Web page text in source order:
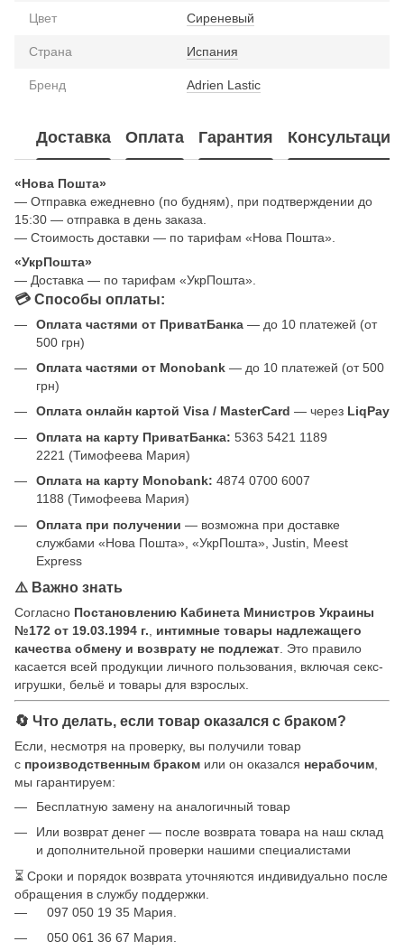
Цвет Сиреневый
Страна Испания
Бренд Adrien Lastic
Доставка Оплата Гарантия Консультация
«Нова Пошта»
— Отправка ежедневно (по будням), при подтверждении до
15:30 — отправка в день заказа.
— Стоимость доставки — по тарифам «Нова Пошта».
«УкрПошта»
— Доставка — по тарифам «УкрПошта».
💳 Способы оплаты:
Оплата частями от ПриватБанка — до 10 платежей (от
500 грн)
Оплата частями от Monobank — до 10 платежей (от 500
грн)
Оплата онлайн картой Visa / MasterCard — через LiqPay
Оплата на карту ПриватБанка: 5363 5421 1189
2221 (Тимофеева Мария)
Оплата на карту Monobank: 4874 0700 6007
1188 (Тимофеева Мария)
Оплата при получении — возможна при доставке
службами «Нова Пошта», «УкрПошта», Justin, Meest
Express
⚠️ Важно знать
Согласно Постановлению Кабинета Министров Украины
№172 от 19.03.1994 г.
интимные товары надлежащего
качества обмену и возврату не подлежат . Это правило
касается всей продукции личного пользования, включая секс-
игрушки, бельё и товары для взрослых.
🔄 Что делать, если товар оказался с браком?
Если, несмотря на проверку, вы получили товар
с производственным браком или он оказался нерабочим
мы гарантируем:
Бесплатную замену на аналогичный товар
Или возврат денег — после возврата товара на наш склад
и дополнительной проверки нашими специалистами
⏳ Сроки и порядок возврата уточняются индивидуально после
обращения в службу поддержки.
097 050 19 35 Мария.
050 061 36 67 Мария.